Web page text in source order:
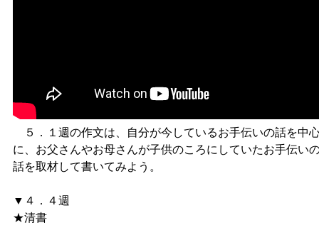
５．１週の作文は、自分が今しているお手伝いの話を中
に、お父さんやお母さんが子供のころにしていたお手伝い
話を取材して書いてみよう。
▼４．４週
★清書